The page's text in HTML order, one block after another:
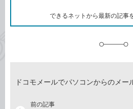
できるネットから最新の記事
前の記事